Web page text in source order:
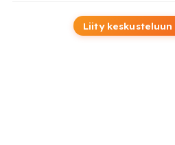
Liity keskusteluun